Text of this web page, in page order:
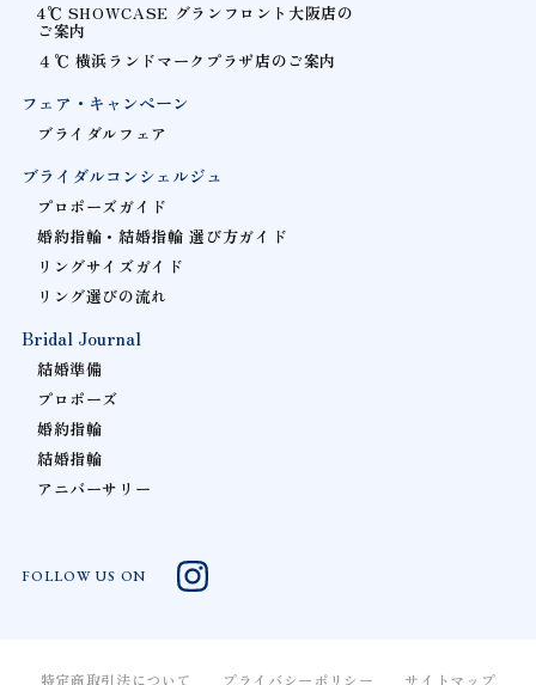
4℃ SHOWCASE グランフロント大阪店の
ご案内
４℃ 横浜ランドマークプラザ店のご案内
フェア・キャンペーン
ブライダルフェア
ブライダルコンシェルジュ
プロポーズガイド
婚約指輪・結婚指輪 選び方ガイド
リングサイズガイド
リング選びの流れ
Bridal Journal
結婚準備
プロポーズ
婚約指輪
結婚指輪
アニバーサリー
FOLLOW US ON
特定商取引法について プライバシーポリシー サイトマップ